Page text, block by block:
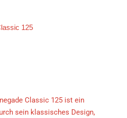
125
Classic 125 ist ein
sein klassisches Design,